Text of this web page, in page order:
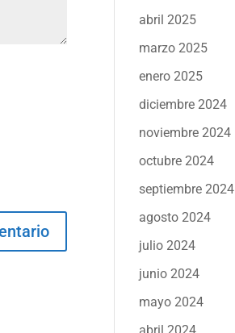
abril 2025
marzo 2025
enero 2025
diciembre 2024
noviembre 2024
octubre 2024
septiembre 2024
agosto 2024
julio 2024
junio 2024
mayo 2024